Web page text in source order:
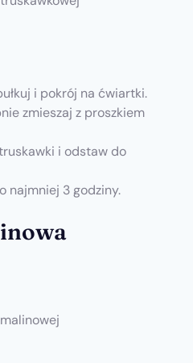
i pokrój na ćwiartki.
zmieszaj z proszkiem
i odstaw do
najmniej 3 godziny.